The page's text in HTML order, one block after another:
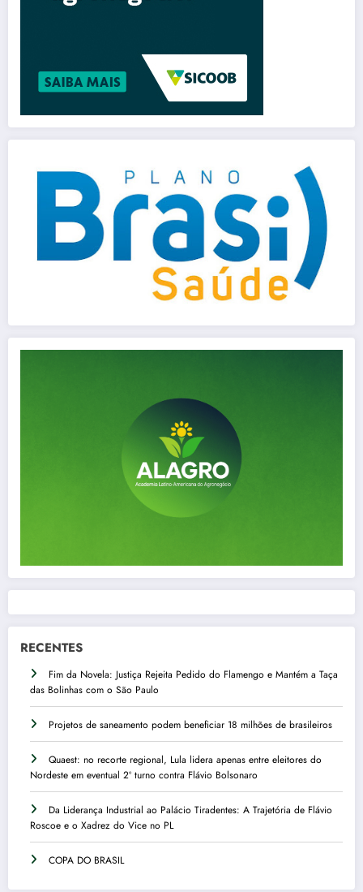
RECENTES
Fim da Novela: Justiça Rejeita Pedido do Flamengo e Mantém a Taça
das Bolinhas com o São Paulo
Projetos de saneamento podem beneficiar 18 milhões de brasileiros
Quaest: no recorte regional, Lula lidera apenas entre eleitores do
Nordeste em eventual 2º turno contra Flávio Bolsonaro
Da Liderança Industrial ao Palácio Tiradentes: A Trajetória de Flávio
Roscoe e o Xadrez do Vice no PL
COPA DO BRASIL